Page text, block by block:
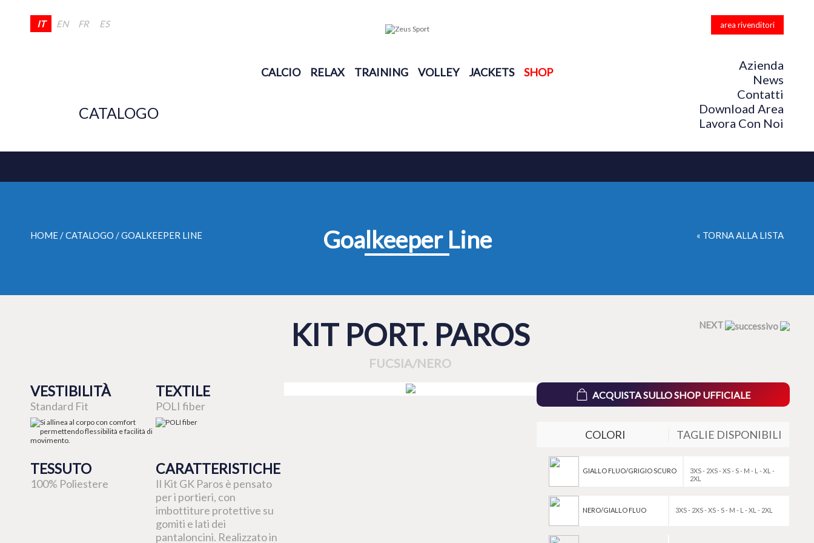
CALCIO RELAX TRAINING VOLLEY JACKETS SHOP
IT EN FR ES area rivenditori
CATALOGO
Azienda
News
Contatti
Download Area
Lavora Con Noi
HOME / CATALOGO /GOALKEEPER LINE Goalkeeper Line « TORNA ALLA LISTA
KIT PORT. PAROS
FUCSIA/NERO
NEXT
VESTIBILITÀ
Standard Fit
TEXTILE
POLI fiber
TESSUTO
100% Poliestere
CARATTERISTICHE
Il Kit GK Paros è pensato
per i portieri, con
imbottiture protettive su
gomiti e lati dei
pantaloncini. Realizzato in
ACQUISTA SULLO SHOP UFFICIALE
COLORI TAGLIE DISPONIBILI
GIALLO FLUO/GRIGIO SCURO
3XS - 2XS - XS - S - M - L - XL -
2XL
NERO/GIALLO FLUO 3XS - 2XS - XS - S - M - L - XL - 2XL